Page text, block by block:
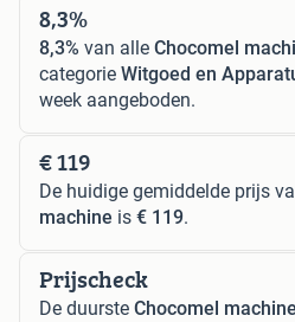
8,3%
8,3% van alle Chocomel
categorie Witgoed en
week aangeboden.
€ 119
De huidige gemiddelde prijs
machine is € 119.
Prijscheck
De duurste Chocomel machine